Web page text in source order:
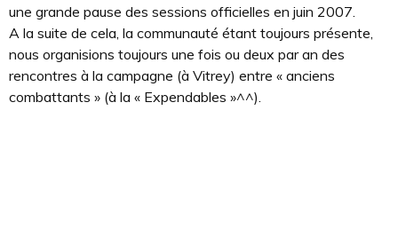
une grande pause des sessions officielles en juin 2007.
A la suite de cela, la communauté étant toujours présente,
nous organisions toujours une fois ou deux par an des
rencontres à la campagne (à Vitrey) entre « anciens
combattants » (à la « Expendables »^^).